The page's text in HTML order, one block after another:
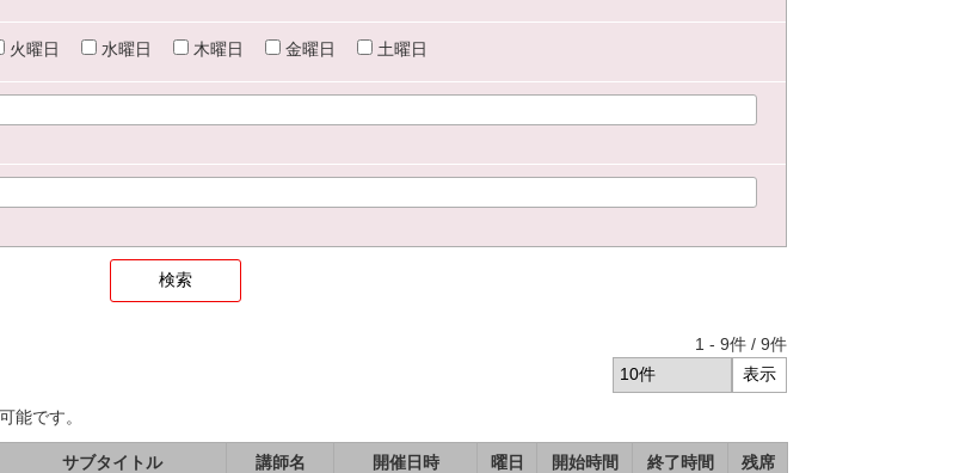
火曜日 水曜日 木曜日 金曜日 土曜日
1 - 9件 / 9件
能です。
サブタイトル 講師名 開催日時 曜日 開始時間 終了時間
残席